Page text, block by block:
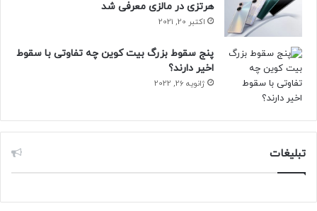
هرتزی در مالزی معرفی شد
اکتبر 20, 2021
پنج سقوط بزرگ بیت کوین چه تفاوتی با سقوط
اخیر دارند؟
ژانویه 26, 2022
تبلیغات